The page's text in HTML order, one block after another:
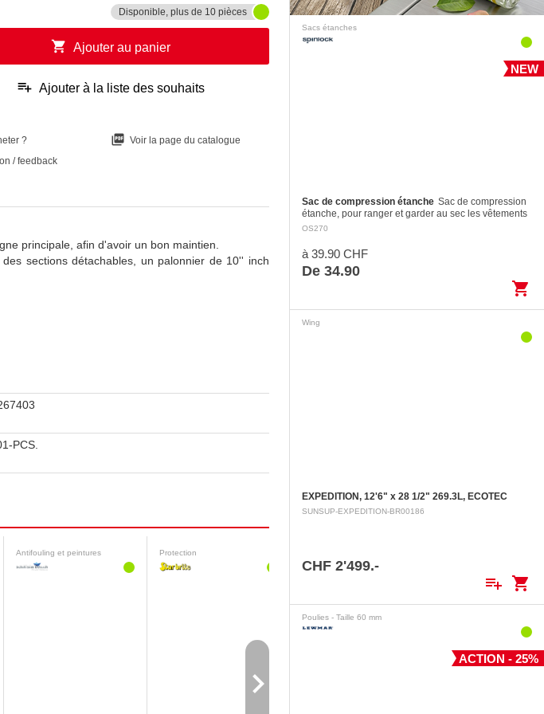
Disponible, plus de 10 pièces
shopping_cart Ajouter au panier
playlist_add Ajouter à la liste des souhaits
? picture_as_pdf Voir la page du catalogue
/ feedback
principale, afin d'avoir un bon maintien.
sections détachables, un palonnier de 10'' inch
PCS.
Antifouling et peintures Protection
navigate_next
Sacs étanches
NEW
Sac de compression étanche Sac de compression
étanche, pour ranger et garder au sec les vêtements
dans un sac de voyage. Léger et polyvalent, avec
OS270
à 39.90 CHF
De 34.90
shopping_cart
Wing
EXPEDITION, 12'6" x 28 1/2" 269.3L, ECOTEC
SUNSUP-EXPEDITION-BR00186
CHF 2'499.-
playlist_add shopping_cart
Poulies - Taille 60 mm
ACTION - 25%